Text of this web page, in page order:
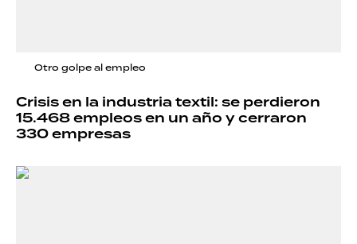
Otro golpe al empleo
Crisis en la industria textil: se perdieron
15.468 empleos en un año y cerraron
330 empresas